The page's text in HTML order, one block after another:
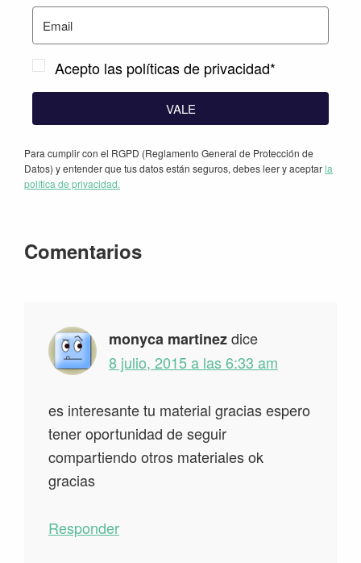
Acepto las políticas de privacidad*
VALE
Para cumplir con el RGPD (Reglamento General de Protección de
Datos) y entender que tus datos están seguros, debes leer y aceptarla
política de privacidad.
Interacciones
lectores
Comentarios
monyca martinezdice
8 julio, 2015 a las 6:33 am
es interesante tu material gracias espero
tener oportunidad de seguir
compartiendo otros materiales ok
gracias
Responder